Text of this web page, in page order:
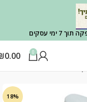
0
0.00
ילדים
18%